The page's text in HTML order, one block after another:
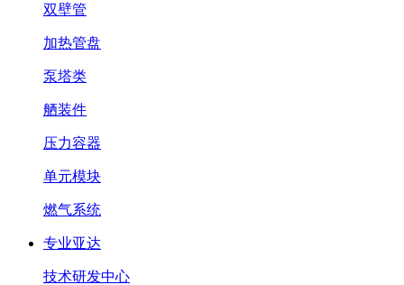
双壁管
加热管盘
泵塔类
舾装件
压力容器
单元模块
燃气系统
专业亚达
技术研发中心